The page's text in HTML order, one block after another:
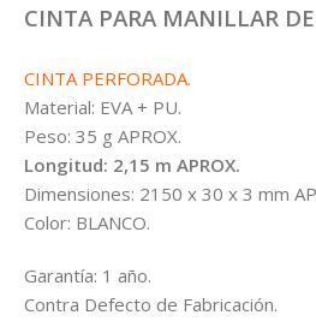
CINTA PARA MANILLAR
CINTA PERFORADA.
Material: EVA + PU.
Peso: 35 g APROX.
Longitud: 2,15 m APROX.
Dimensiones: 2150 x 30 x 3 mm
Color: BLANCO.
Garantía: 1 año.
Contra Defecto de Fabricación.